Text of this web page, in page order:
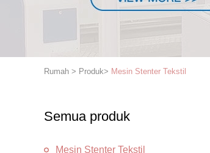
Rumah > Produk> Mesin Stenter Tekstil
Semua produk
Mesin Stenter Tekstil